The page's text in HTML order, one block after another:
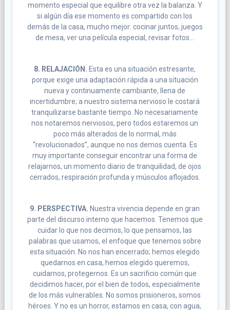
momento especial que equilibre otra vez la balanza. Y
si algún día ese momento es compartido con los
demás de la casa, mucho mejor: cocinar juntos, juegos
de mesa, ver una película especial, revisar fotos…
8. RELAJACIÓN. Esta es una situación estresante,
porque exige una adaptación rápida a una situación
nueva y continuamente cambiante, llena de
incertidumbre; a nuestro sistema nervioso le costará
tranquilizarse bastante tiempo. No necesariamente
nos notaremos nerviosos, pero todos estaremos un
poco más alterados de lo normal, más
“revolucionados”, aunque no nos demos cuenta. Es
muy importante conseguir encontrar una forma de
relajarnos, un momento diario de tranquilidad, de ojos
cerrados, respiración profunda y músculos aflojados.
9. PERSPECTIVA. Nuestra vivencia depende en gran
parte del discurso interno que hacemos. Tenemos que
cuidar lo que nos decimos, lo que pensamos, las
palabras que usamos, el enfoque que tenemos sobre
esta situación. No nos han encerrado; hemos elegido
quedarnos en casa, hemos elegido queremos,
cuidarnos, protegernos. Es un sacrificio común que
decidimos hacer, por el bien de todos, especialmente
de los más vulnerables. No somos prisioneros, somos
héroes. Y no es un horror, estamos en casa, con agua,